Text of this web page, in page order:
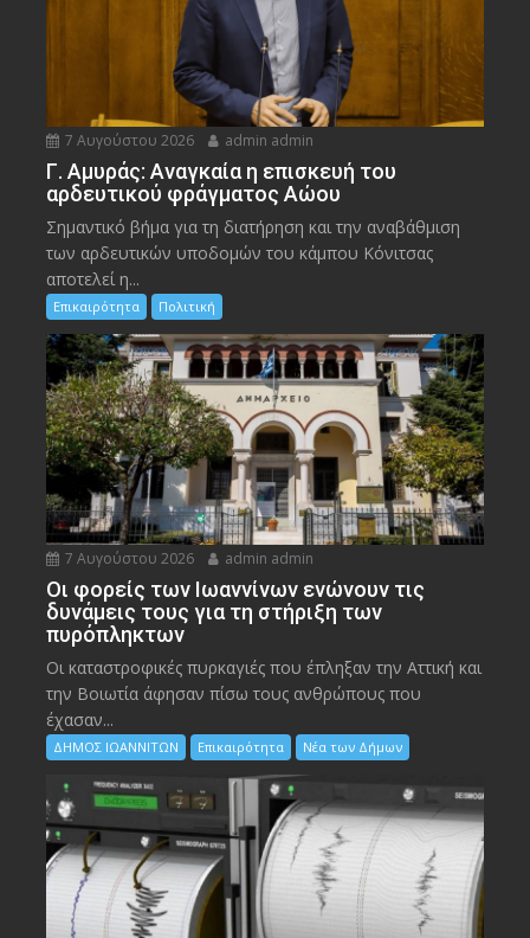
7 Αυγούστου 2026 admin admin
Γ. Αμυράς: Αναγκαία η επισκευή του
αρδευτικού φράγματος Αώου
Σημαντικό βήμα για τη διατήρηση και την αναβάθμιση
των αρδευτικών υποδομών του κάμπου Κόνιτσας
αποτελεί η...
Επικαιρότητα Πολιτική
7 Αυγούστου 2026 admin admin
Οι φορείς των Ιωαννίνων ενώνουν τις
δυνάμεις τους για τη στήριξη των
πυρόπληκτων
Οι καταστροφικές πυρκαγιές που έπληξαν την Αττική και
την Bοιωτία άφησαν πίσω τους ανθρώπους που
έχασαν...
ΔΗΜΟΣ ΙΩΑΝΝΙΤΩΝ Επικαιρότητα Νέα των Δήμων